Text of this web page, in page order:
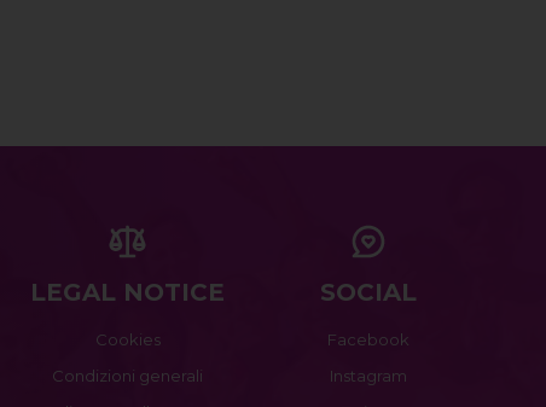
LEGAL NOTICE
Cookies
Condizioni generali
SOCIAL
Facebook
Instagram